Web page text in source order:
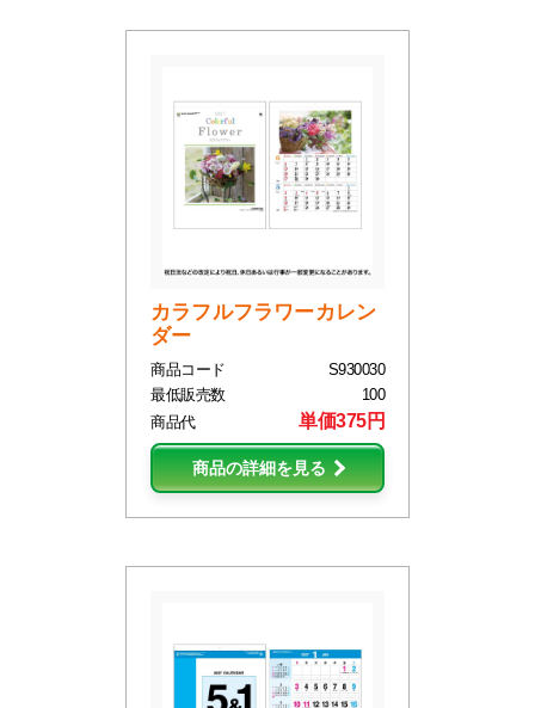
カラフルフラワーカレン
ダー
商品コード
S930030
最低販売数
100
商品代
単価375円
商品の詳細を見る